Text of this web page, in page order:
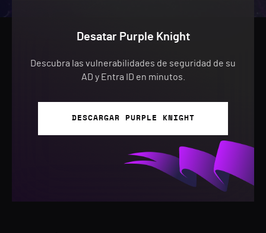
Desatar Purple Knight
Descubra las vulnerabilidades de seguridad de su
AD y Entra ID en minutos.
DESCARGAR PURPLE KNIGHT